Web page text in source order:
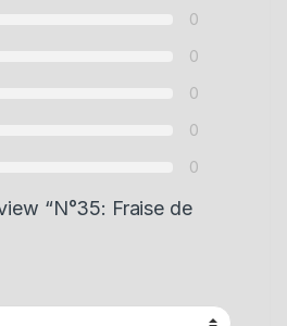
0
0
0
0
0
“N°35: Fraise de